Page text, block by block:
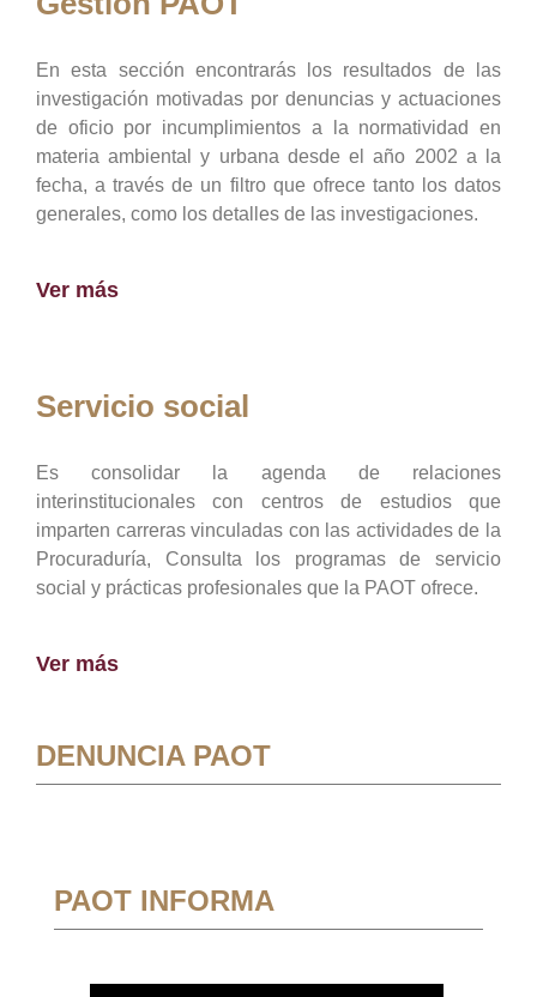
En esta sección encontrarás los resultados de las
investigación motivadas por denuncias y actuaciones
de oficio por incumplimientos a la normatividad en
materia ambiental y urbana desde el año 2002 a la
fecha, a través de un filtro que ofrece tanto los datos
generales, como los detalles de las investigaciones.
Ver más
Servicio social
Es consolidar la agenda de relaciones
interinstitucionales con centros de estudios que
imparten carreras vinculadas con las actividades de la
Procuraduría, Consulta los programas de servicio
social y prácticas profesionales que la PAOT ofrece.
Ver más
DENUNCIA PAOT
PAOT INFORMA